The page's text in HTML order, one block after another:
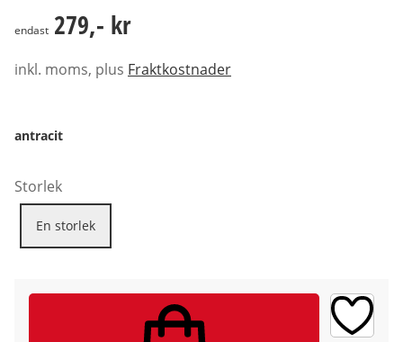
279,- kr
endast 279,- kr
inkl. moms, plus Fraktkostnader
antracit
Storlek
En storlek